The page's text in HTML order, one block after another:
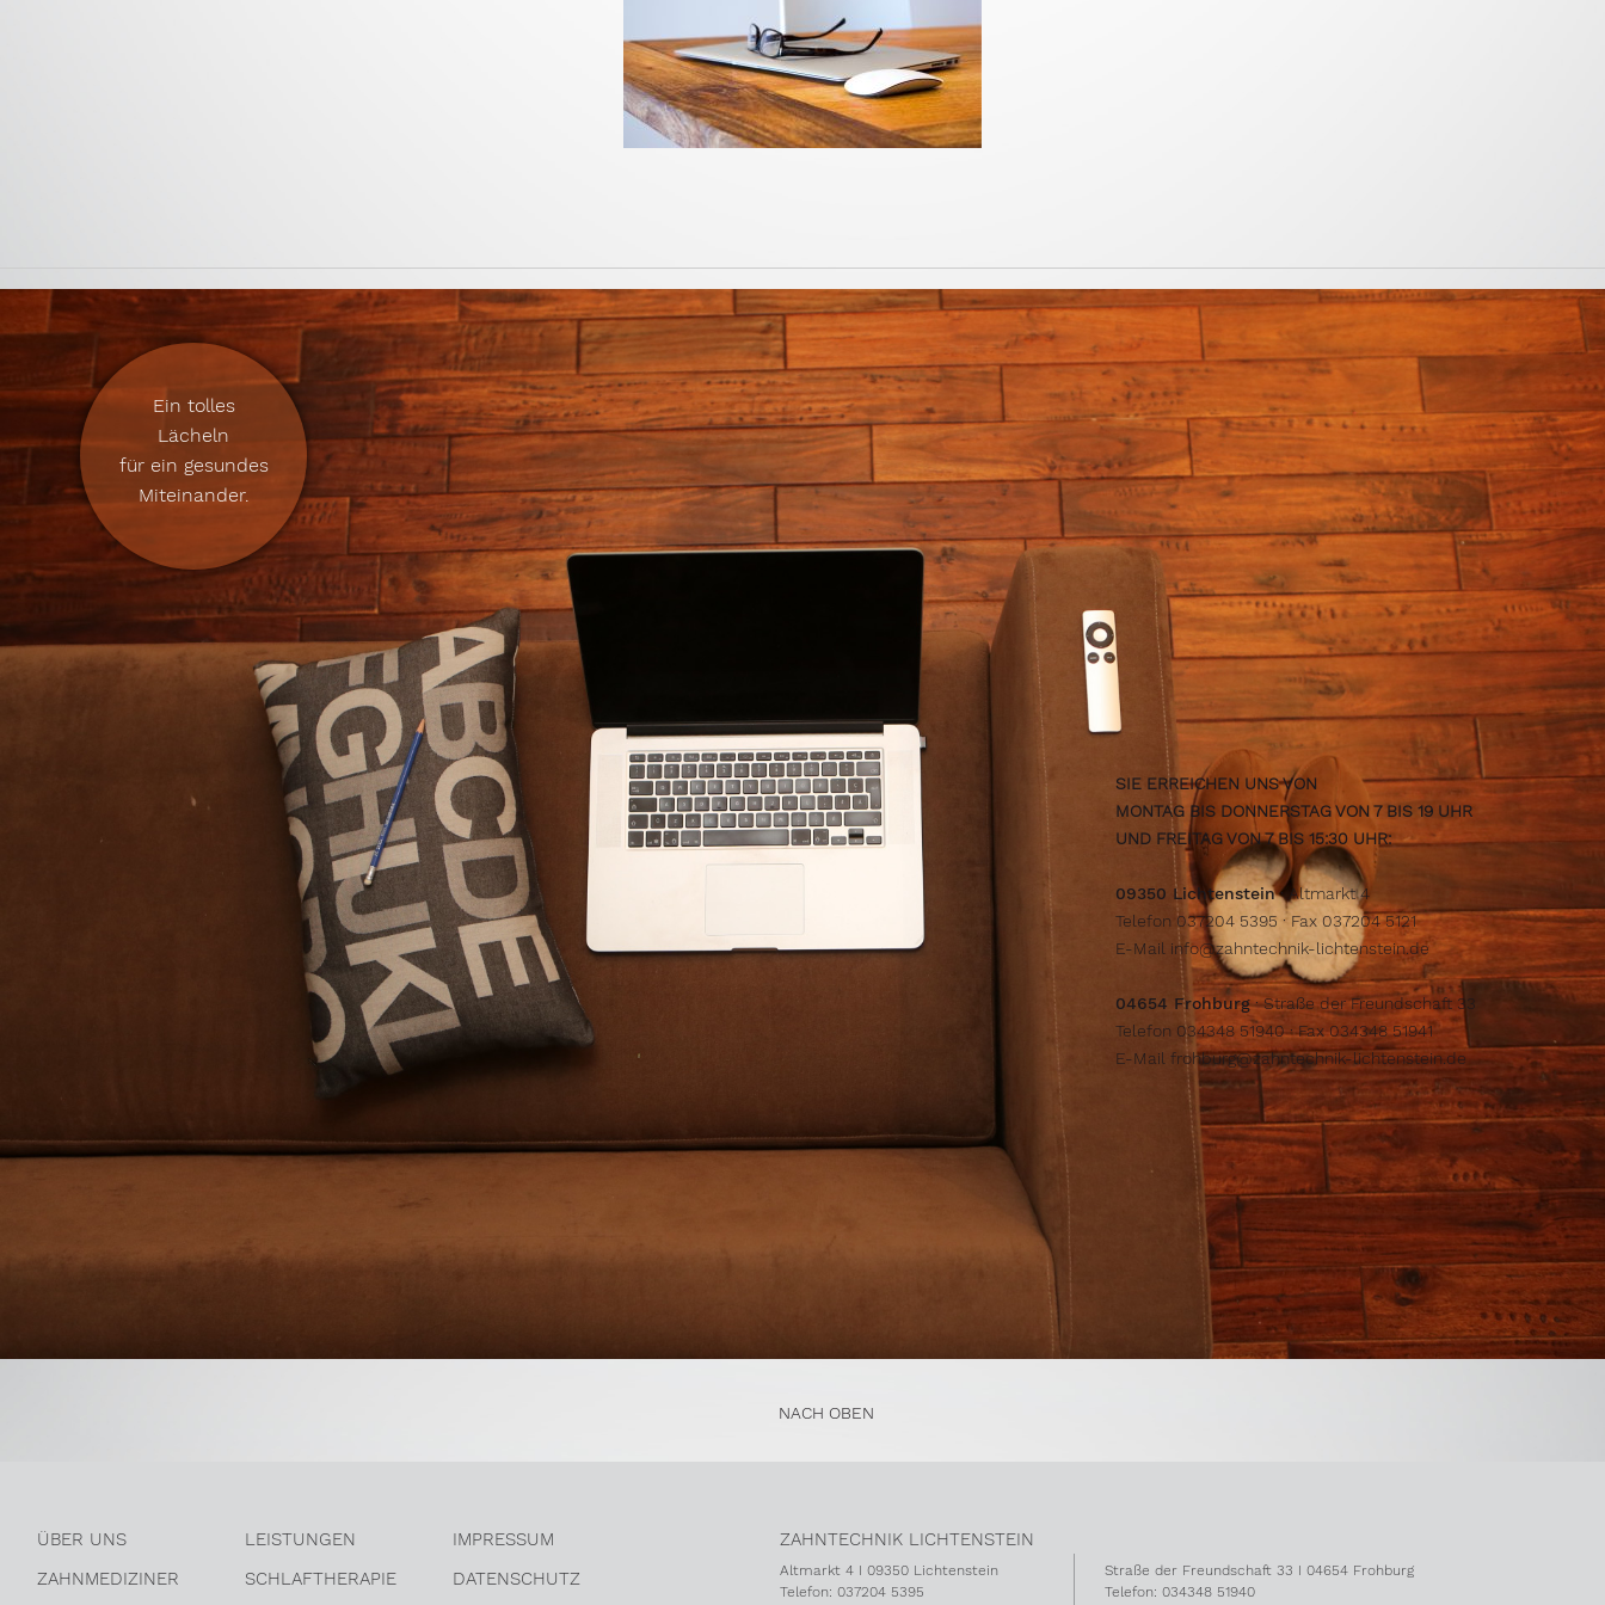
Ein tolles
Lächeln
für ein gesundes
Miteinander.
SIE ERREICHEN UNS VON
MONTAG BIS DONNERSTAG VON 7 BIS 19 UHR
UND FREITAG VON 7 BIS 15:30 UHR:
09350 Lichtenstein· Altmarkt 4
Telefon 037204 5395 · Fax 037204 5121
E-Mail info@zahntechnik-lichtenstein.de
04654 Frohburg· Straße der Freundschaft 33
Telefon 034348 51940 · Fax 034348 51941
E-Mail frohburg@zahntechnik-lichtenstein.de
NACH OBEN
ÜBER UNS LEISTUNGEN
IMPRESSUM
ZAHNMEDIZINER
SCHLAFTHERAPIE DATENSCHUTZ
ZAHNTECHNIK LICHTENSTEIN
Altmarkt 4 I 09350 Lichtenstein
Telefon: 037204 5395
Straße der Freundschaft 33 I 04654 Frohburg
Telefon: 034348 51940